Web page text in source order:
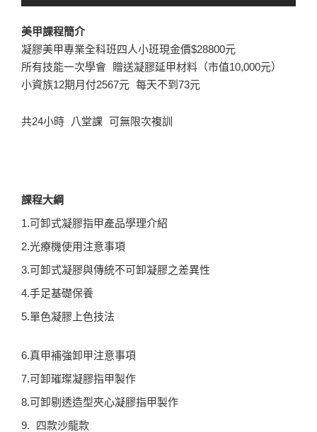
美甲課程簡介
凝膠美甲專業全科班四人小班現金價$28800元
所有技能一次學會 贈送凝膠延甲材料（市值10,000元）
小資族12期月付2567元 每天不到73元
共24小時 八堂課 可無限次複訓
課程大綱
1.可卸式凝膠指甲產品學理介紹
2.光療機使用注意事項
3.可卸式凝膠與傳統不可卸凝膠之差異性
4.手足基礎保養
5.單色凝膠上色技法
6.真甲補強卸甲注意事項
7.可卸璀璨凝膠指甲製作
8.可卸剔透造型夾心凝膠指甲製作
9. 四款沙龍款